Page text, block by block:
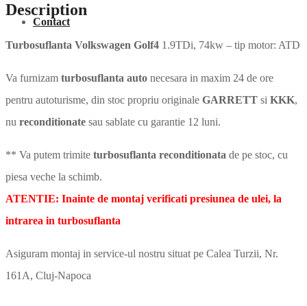
Contact
Description
Turbosuflanta Volkswagen Golf4 1.9TDi, 74kw – tip motor: ATD
Va furnizam turbosuflanta auto necesara in maxim 24 de ore
pentru autoturisme, din stoc propriu originale GARRETT si KKK,
nu reconditionate sau sablate cu garantie 12 luni.
** Va putem trimite turbosuflanta reconditionata de pe stoc, cu
piesa veche la schimb.
ATENTIE: Inainte de montaj verificati presiunea de ulei, la
intrarea in turbosuflanta
Asiguram montaj in service-ul nostru situat pe Calea Turzii, Nr.
161A, Cluj-Napoca